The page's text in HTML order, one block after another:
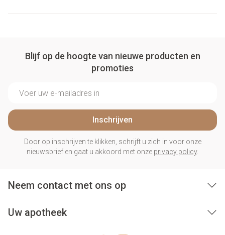
Blijf op de hoogte van nieuwe producten en
promoties
Inschrijven
Door op inschrijven te klikken, schrijft u zich in voor onze
nieuwsbrief en gaat u akkoord met onze privacy policy.
Neem contact met ons op
Uw apotheek